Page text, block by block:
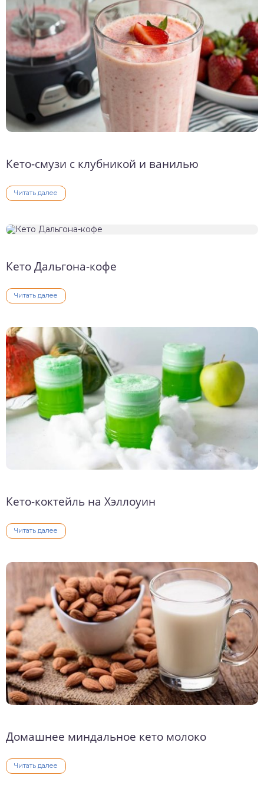
Кето-смузи с клубникой и ванилью
Читать далее
Кето Дальгона-кофе
Читать далее
Кето-коктейль на Хэллоуин
Читать далее
Домашнее миндальное кето молоко
Читать далее
выпечка
десерты
напитки